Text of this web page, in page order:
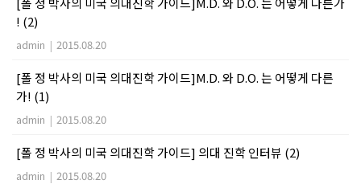
! (2)
admin | 2015.08.20
[폴 정 박사의 미국 의대진학 가이드]M.D. 와 D.O. 는 어떻게 다른
가! (1)
admin | 2015.08.20
[폴 정 박사의 미국 의대진학 가이드] 의대 진학 인터뷰 (2)
admin | 2015.08.20